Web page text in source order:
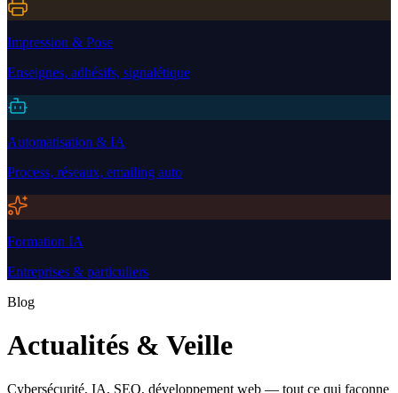
Impression & Pose
Enseignes, adhésifs, signalétique
Automatisation & IA
Process, réseaux, emailing auto
Formation IA
Entreprises & particuliers
Blog
Actualités & Veille
Cybersécurité, IA, SEO, développement web — tout ce qui façonne